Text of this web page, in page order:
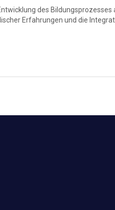
des Bildungsprozesses
Erfahrungen und die